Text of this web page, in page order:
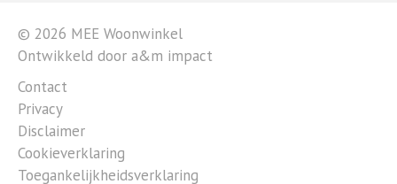
© 2026 MEE Woonwinkel
Ontwikkeld door a&m impact
Contact
Privacy
Disclaimer
Cookieverklaring
Toegankelijkheidsverklaring